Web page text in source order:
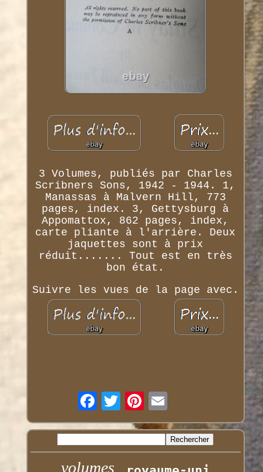
3 Volumes, publiés par Charles
Scribners Sons, 1942 - 1944. 1,
Manassas à Malvern Hill, 773
pages, index. 3, Gettysburg à
Appomattox, 862 pages, index,
carte pliante à l'arrière. Deux
jaquettes sont à prix
réduit....... Tout est en très
bon état.
Suivre les vues de la page avec.
volumes